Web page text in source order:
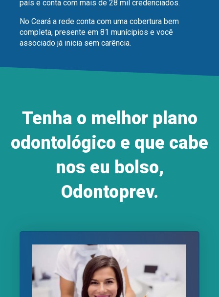
país e conta com mais de 28 mil credenciados.
No Ceará a rede conta com uma cobertura bem
completa, presente em 81 munícipios e você
associado já inicia sem carência.
Tenha o melhor plano
odontológico e que cabe
nos eu bolso,
Odontoprev.